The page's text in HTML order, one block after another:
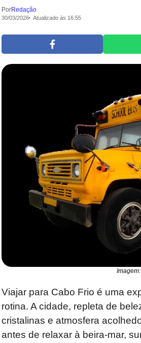
PorRedação
30/03/2026 Atualizado às 16:55
Viajar para Cabo Frio é uma
rotina. A cidade, repleta de
cristalinas e atmosfera
antes de relaxar à beira-mar,